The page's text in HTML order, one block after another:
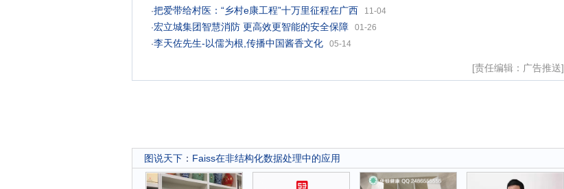
·把爱带给村医：“乡村e康工程”十万里征程在广西
11-04
·宏立城集团智慧消防 更高效更智能的安全保障
01-26
·李天佐先生-以儒为根,传播中国酱香文化 05-14
[责任编辑：广告推送]
图说天下 ： Faiss在非结构化数据处理中的应用